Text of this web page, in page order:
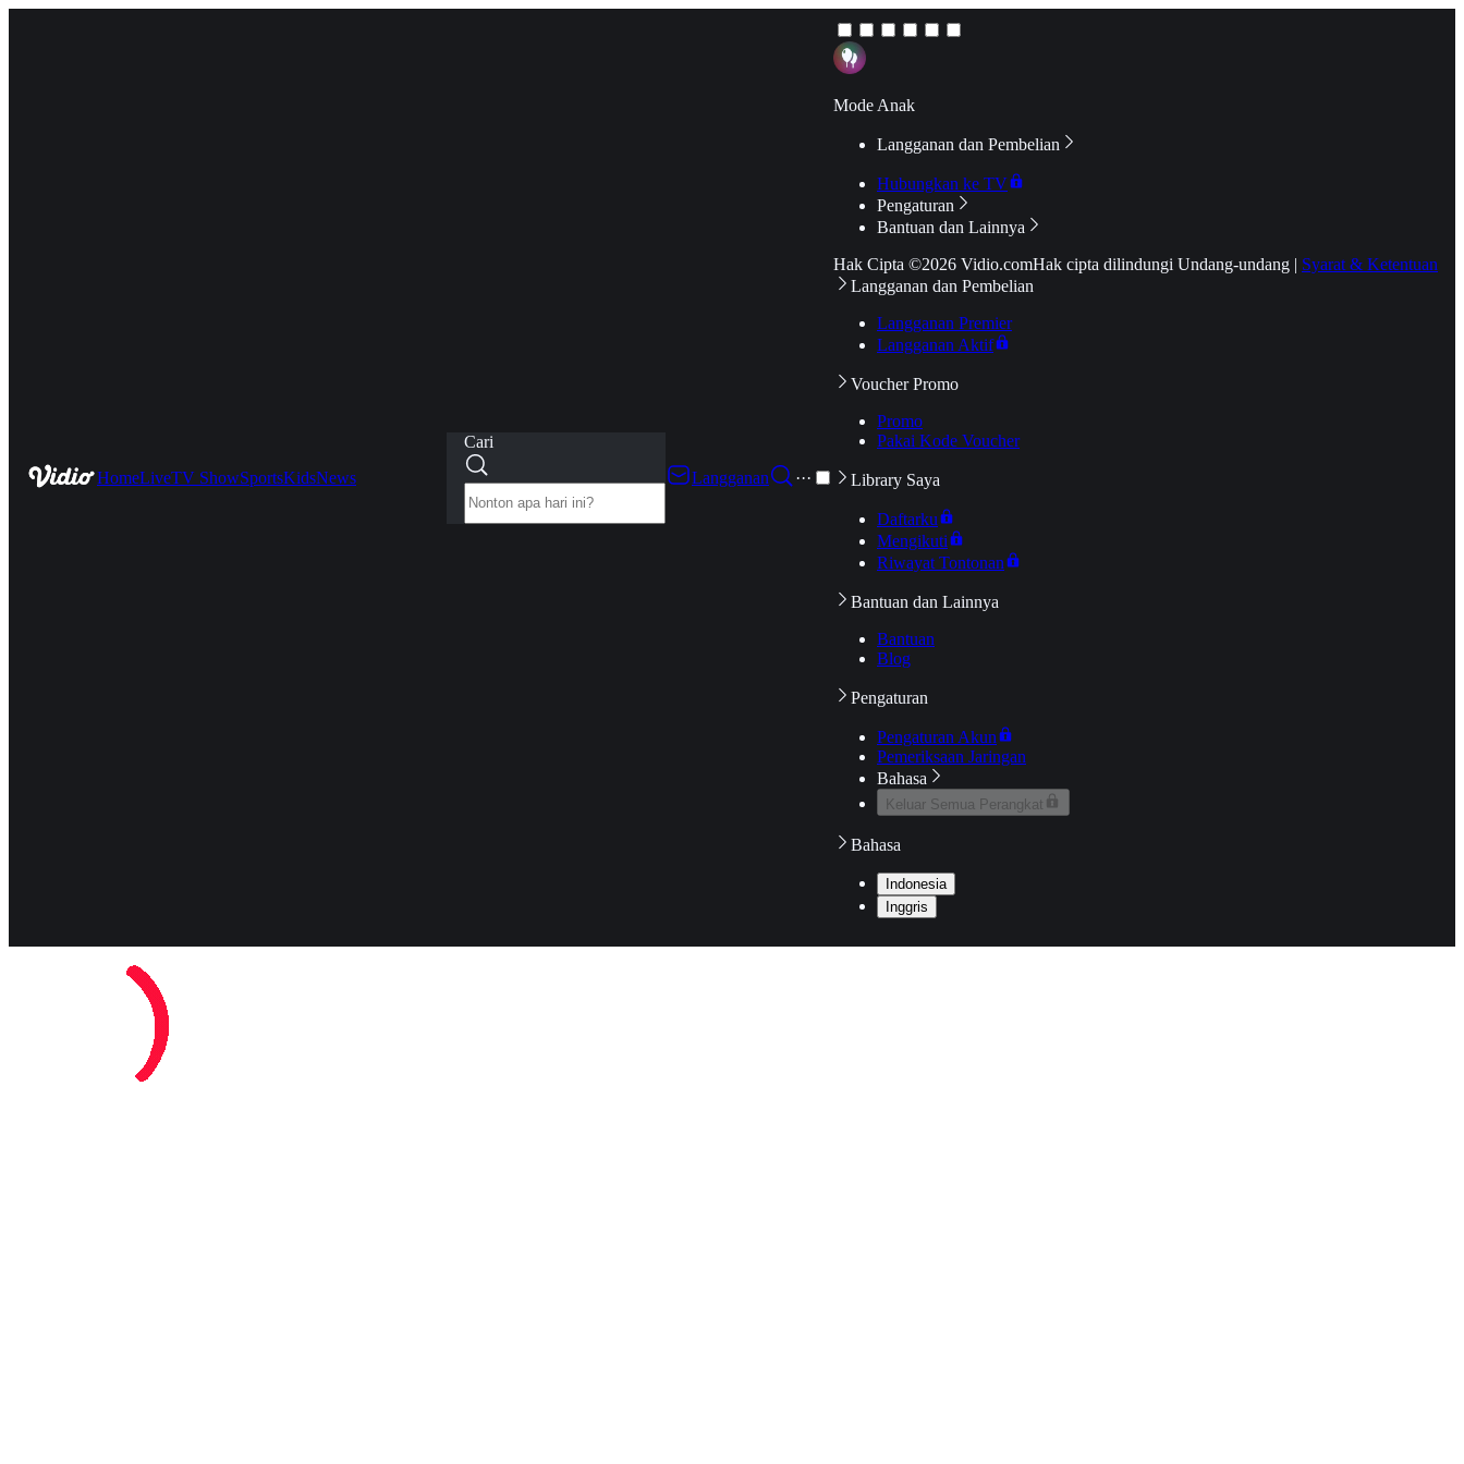
HomeLiveTV ShowSportsKidsNews
Cari
Langganan
···
Mode Anak
Langganan dan Pembelian
Hubungkan ke TV
Pengaturan
Bantuan dan Lainnya
Hak Cipta ©2026 Vidio.comHak cipta dilindungi Undang-undang | Syarat & Ketentuan
Langganan dan Pembelian
Langganan Premier
Langganan Aktif
Voucher Promo
Promo
Pakai Kode Voucher
Library Saya
Daftarku
Mengikuti
Riwayat Tontonan
Bantuan dan Lainnya
Bantuan
Blog
Pengaturan
Pengaturan Akun
Pemeriksaan Jaringan
Bahasa
Keluar Semua Perangkat
Bahasa
Indonesia
Inggris